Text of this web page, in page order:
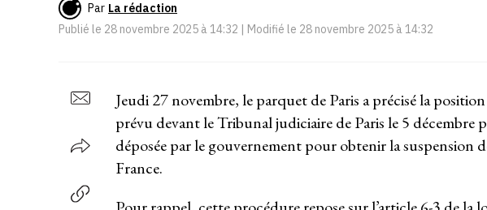
Par La rédaction
Publié le 28 novembre 2025 à 14:32 | Modifié le 28 novembre 2025 à 14:32
Jeudi 27 novembre, le parquet de Paris a précisé la
prévu devant le Tribunal judiciaire de Paris le 5 décembre
déposée par le gouvernement pour obtenir la suspension
France.